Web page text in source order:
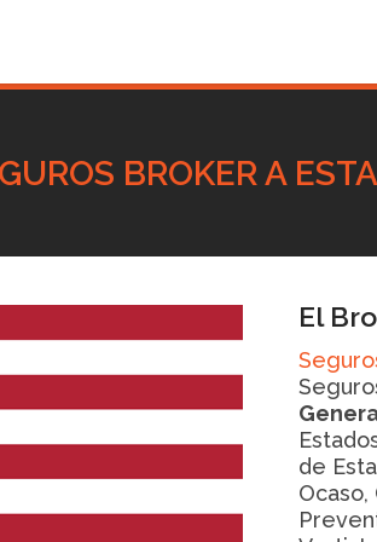
BROKER A
El
de
Ocaso,